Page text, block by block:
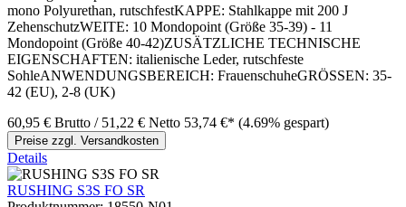
mono Polyurethan, rutschfestKAPPE: Stahlkappe mit 200 J
ZehenschutzWEITE: 10 Mondopoint (Größe 35-39) - 11
Mondopoint (Größe 40-42)ZUSÄTZLICHE TECHNISCHE
EIGENSCHAFTEN: italienische Leder, rutschfeste
SohleANWENDUNGSBEREICH: FrauenschuheGRÖSSEN: 35-
42 (EU), 2-8 (UK)
60,95 € Brutto / 51,22 € Netto 53,74 €* (4.69% gespart)
Preise zzgl. Versandkosten
Details
RUSHING S3S FO SR